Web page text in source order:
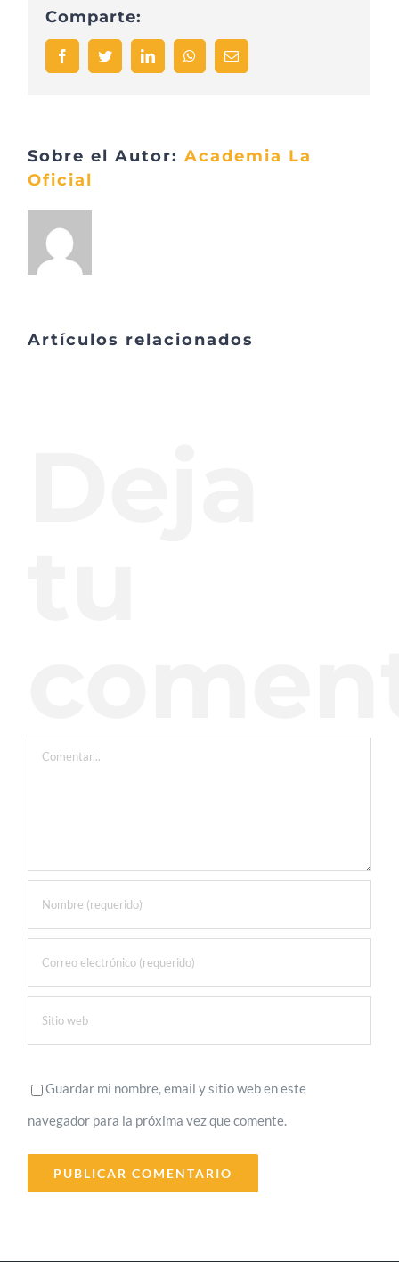
Comparte:
FacebookTwitterLinkedIn WhatsAppCorreo
electrónico
Sobre el Autor:Academia La
Oficial
Artículos relacionados
Comentar
Guardar mi nombre, email y sitio web en este
navegador para la próxima vez que comente.